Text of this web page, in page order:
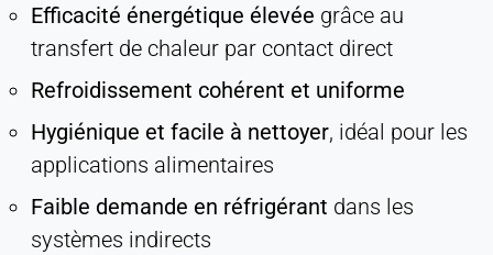
Efficacité énergétique élevée grâce au
transfert de chaleur par contact direct
Refroidissement cohérent et uniforme
Hygiénique et facile à nettoyer, idéal pour les
applications alimentaires
Faible demande en réfrigérant dans les
systèmes indirects
Provider:
Société LinkedIn
Purpose:
Cookie duration:
Leadinfo